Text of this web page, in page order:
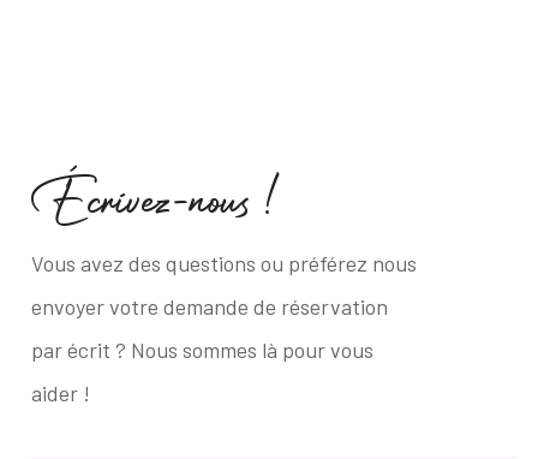
Écrivez-nous !
Vous avez des questions ou préférez nous
envoyer votre demande de réservation
par écrit ? Nous sommes là pour vous
aider !